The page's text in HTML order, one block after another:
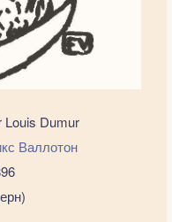
Louis Dumur
Валлотон